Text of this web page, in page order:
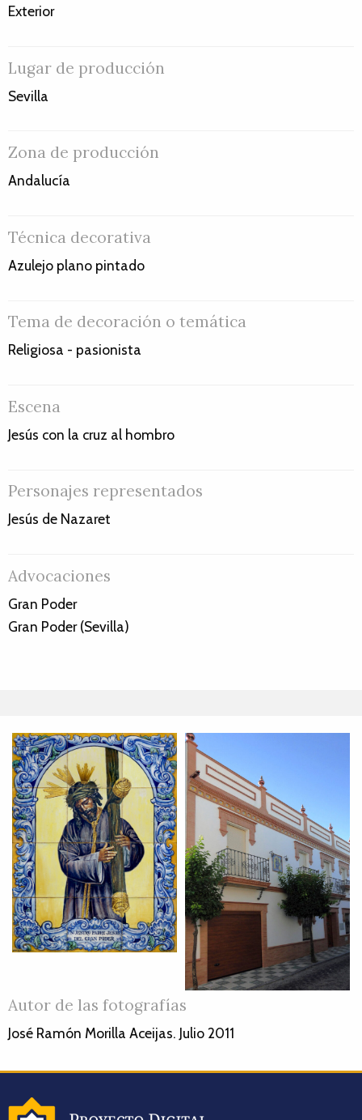
Exterior
Lugar de producción
Sevilla
Zona de producción
Andalucía
Técnica decorativa
Azulejo plano pintado
Tema de decoración o temática
Religiosa - pasionista
Escena
Jesús con la cruz al hombro
Personajes representados
Jesús de Nazaret
Advocaciones
Gran Poder
Gran Poder (Sevilla)
Autor de las fotografías
José Ramón Morilla Aceijas. Julio 2011